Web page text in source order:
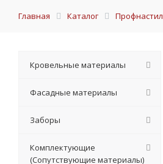
Главная Каталог Профнастил
Кровельные материалы
Фасадные материалы
Заборы
Комплектующие
(Сопутствующие материалы)